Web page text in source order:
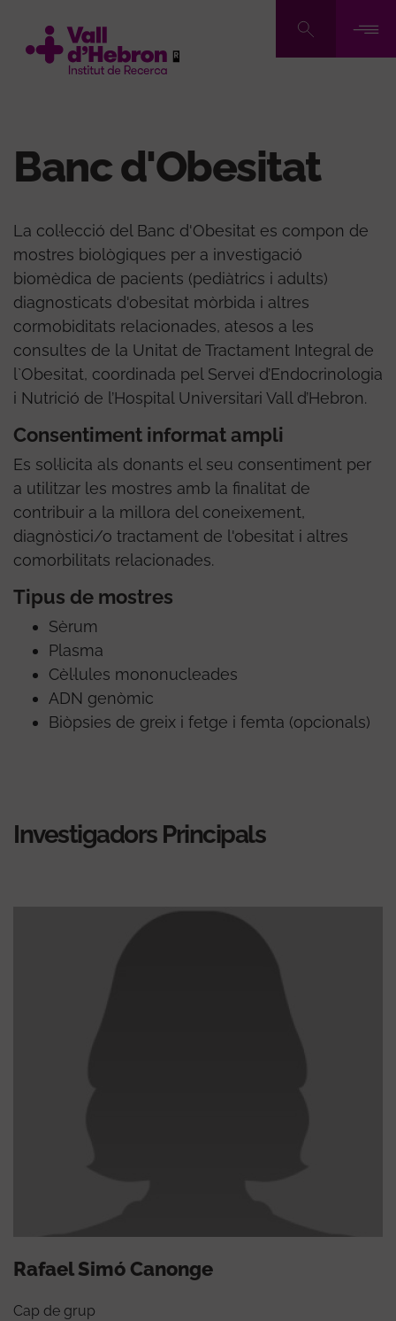
contingut
Banc d'Obesitat
La col·lecció del Banc d'Obesitat es compon de
mostres biològiques per a investigació
biomèdica de pacients (pediàtrics i adults)
diagnosticats d'obesitat mòrbida i altres
cormobiditats relacionades, atesos a les
consultes de la Unitat de Tractament Integral de
l`Obesitat, coordinada pel Servei d’Endocrinologia
i Nutrició de l’Hospital Universitari Vall d’Hebron.
Consentiment informat ampli
Es sol·licita als donants el seu consentiment per
a utilitzar les mostres amb la finalitat de
contribuir a la millora del coneixement,
diagnòstici/o tractament de l'obesitat i altres
comorbilitats relacionades.
Tipus de mostres
Sèrum
Plasma
Cèl·lules mononucleades
ADN genòmic
Biòpsies de greix i fetge i femta (opcionals)
Investigadors Principals
Rafael Simó Canonge
Cap de grup